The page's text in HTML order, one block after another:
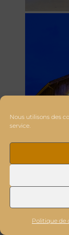
Nous utilisons des
service.
Politique de